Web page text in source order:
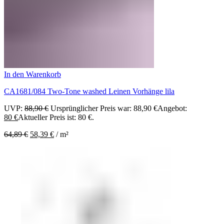
In den Warenkorb
CA1681/084 Two-Tone washed Leinen Vorhänge lila
UVP: 88,90€ Ursprünglicher Preis war: 88,90 €Angebot:
80 €Aktueller Preis ist: 80 €.
64,89€ 58,39 € /m²